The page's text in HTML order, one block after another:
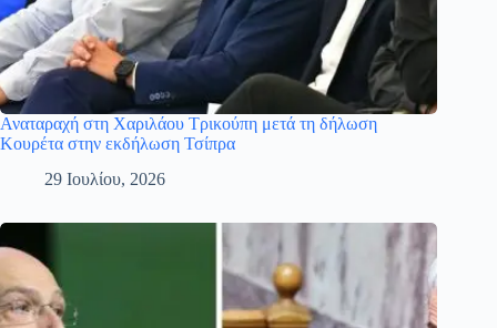
Αναταραχή στη Χαριλάου Τρικούπη μετά τη δήλωση
Κουρέτα στην εκδήλωση Τσίπρα
29 Ιουλίου, 2026